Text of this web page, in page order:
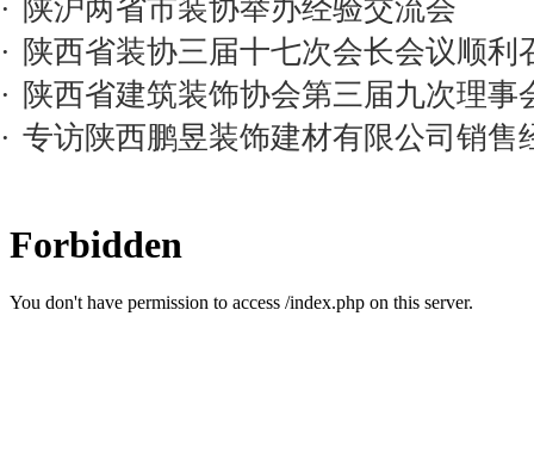
· 陕沪两省市装协举办经验交流会
· 陕西省装协三届十七次会长会议顺利
· 陕西省建筑装饰协会第三届九次理事
· 专访陕西鹏昱装饰建材有限公司销售